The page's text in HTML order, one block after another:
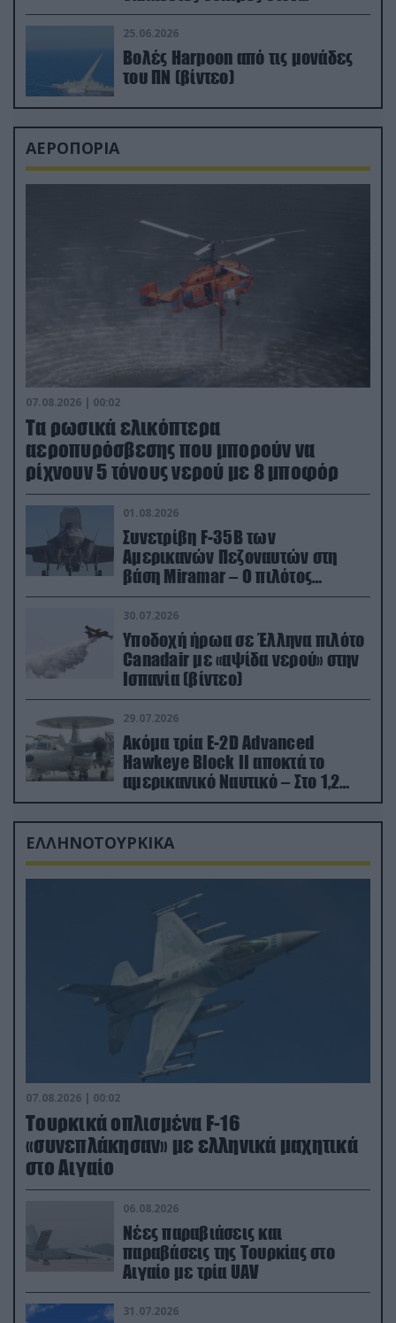
απαιτητικό Βισκαϊκό
25.06.2026
Βολές Harpoon από τις μονάδες
του ΠΝ (βίντεο)
ΑΕΡΟΠΟΡΙΑ
07.08.2026 | 00:02
Τα ρωσικά ελικόπτερα
αεροπυρόσβεσης που μπορούν να
ρίχνουν 5 τόνους νερού με 8 μποφόρ
01.08.2026
Συνετρίβη F-35B των
Αμερικανών Πεζοναυτών στη
βάση Miramar – Ο πιλότος
εκτινάχθηκε εγκαίρως
30.07.2026
Υποδοχή ήρωα σε Έλληνα πιλότο
Canadair με «αψίδα νερού» στην
Ισπανία (βίντεο)
29.07.2026
Ακόμα τρία E-2D Advanced
Hawkeye Block II αποκτά το
αμερικανικό Ναυτικό – Στο 1,2
δισ.δολάρια το κόστος
ΕΛΛΗΝΟΤΟΥΡΚΙΚΑ
07.08.2026 | 00:02
Τουρκικά οπλισμένα F-16
«συνεπλάκησαν» με ελληνικά μαχητικά
στο Αιγαίο
06.08.2026
Νέες παραβιάσεις και
παραβάσεις της Τουρκίας στο
Αιγαίο με τρία UAV
31.07.2026